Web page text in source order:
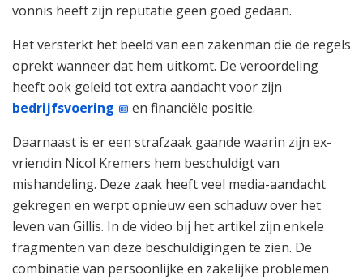
vonnis heeft zijn reputatie geen goed gedaan.
Het versterkt het beeld van een zakenman die de regels
oprekt wanneer dat hem uitkomt. De veroordeling
heeft ook geleid tot extra aandacht voor zijn
bedrijfsvoering
en financiële positie.
Daarnaast is er een strafzaak gaande waarin zijn ex-
vriendin Nicol Kremers hem beschuldigt van
mishandeling. Deze zaak heeft veel media-aandacht
gekregen en werpt opnieuw een schaduw over het
leven van Gillis. In de video bij het artikel zijn enkele
fragmenten van deze beschuldigingen te zien. De
combinatie van persoonlijke en zakelijke problemen